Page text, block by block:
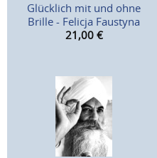
Glücklich mit und ohne
Brille - Felicja Faustyna
21,00 €